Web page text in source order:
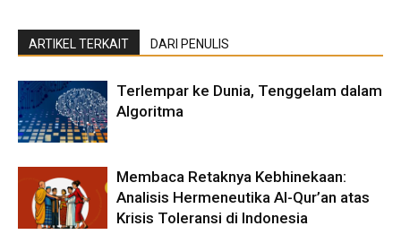
ARTIKEL TERKAIT DARI PENULIS
Terlempar ke Dunia, Tenggelam dalam
Algoritma
Membaca Retaknya Kebhinekaan:
Analisis Hermeneutika Al-Qur’an atas
Krisis Toleransi di Indonesia